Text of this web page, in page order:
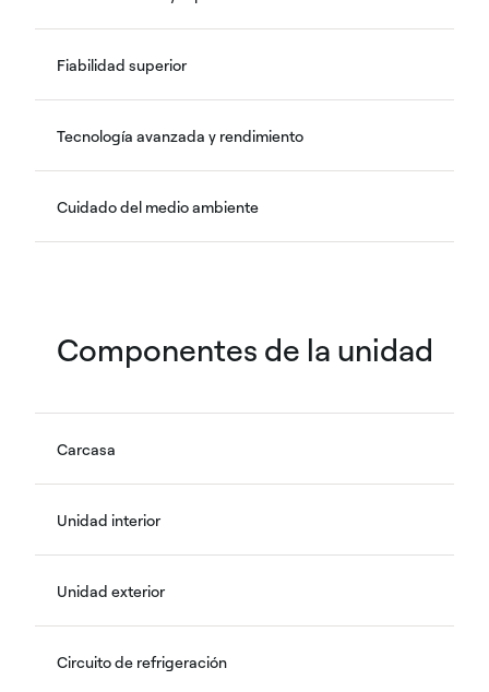
Fiabilidad superior
Tecnología avanzada y rendimiento
Cuidado del medio ambiente
Componentes de la unidad
Carcasa
Unidad interior
Unidad exterior
Circuito de refrigeración